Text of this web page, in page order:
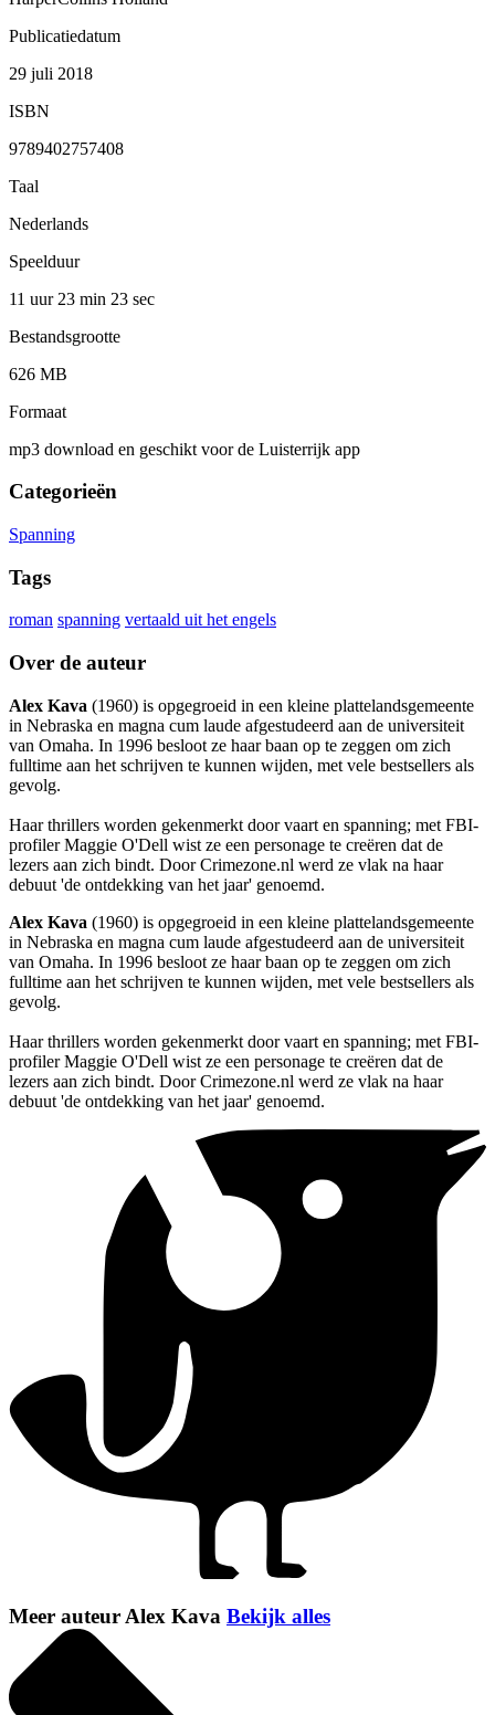
Publicatiedatum
29 juli 2018
ISBN
9789402757408
Taal
Nederlands
Speelduur
11 uur 23 min 23 sec
Bestandsgrootte
626 MB
Formaat
mp3 download en geschikt voor de Luisterrijk app
Categorieën
Spanning
Tags
roman spanning vertaald uit het engels
Over de auteur
Alex Kava (1960) is opgegroeid in een kleine plattelandsgemeente
in Nebraska en magna cum laude afgestudeerd aan de universiteit
van Omaha. In 1996 besloot ze haar baan op te zeggen om zich
fulltime aan het schrijven te kunnen wijden, met vele bestsellers als
gevolg.
Haar thrillers worden gekenmerkt door vaart en spanning; met FBI-
profiler Maggie O'Dell wist ze een personage te creëren dat de
lezers aan zich bindt. Door Crimezone.nl werd ze vlak na haar
debuut 'de ontdekking van het jaar' genoemd.
Alex Kava (1960) is opgegroeid in een kleine plattelandsgemeente
in Nebraska en magna cum laude afgestudeerd aan de universiteit
van Omaha. In 1996 besloot ze haar baan op te zeggen om zich
fulltime aan het schrijven te kunnen wijden, met vele bestsellers als
gevolg.
Haar thrillers worden gekenmerkt door vaart en spanning; met FBI-
profiler Maggie O'Dell wist ze een personage te creëren dat de
lezers aan zich bindt. Door Crimezone.nl werd ze vlak na haar
debuut 'de ontdekking van het jaar' genoemd.
Meer auteur Alex Kava Bekijk alles